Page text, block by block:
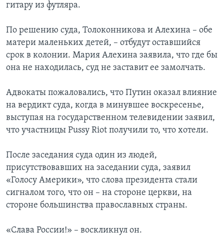
гитару из футляра.
По решению суда, Толоконникова и Алехина – обе
матери маленьких детей, – отбудут оставшийся
срок в колонии. Мария Алехина заявила, что где бы
она не находилась, суд не заставит ее замолчать.
Адвокаты пожаловались, что Путин оказал влияние
на вердикт суда, когда в минувшее воскресенье,
выступая на государственном телевидении заявил,
что участницы Pussy Riot получили то, что хотели.
После заседания суда один из людей,
присутствовавших на заседании суда, заявил
«Голосу Америки», что слова президента стали
сигналом того, что он – на стороне церкви, на
стороне большинства православных страны.
«Слава России!» – воскликнул он.